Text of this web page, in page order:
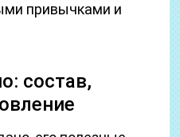
привычками и
состав,